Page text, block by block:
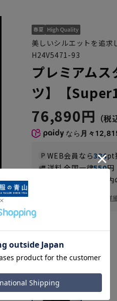
美しいシルエットを追求
H24V5471-93
プレミアム
ツ】【
76,890円
なら 月々
WEB会員なら384pt
送料 全国一律550円
日以
詳
カラー